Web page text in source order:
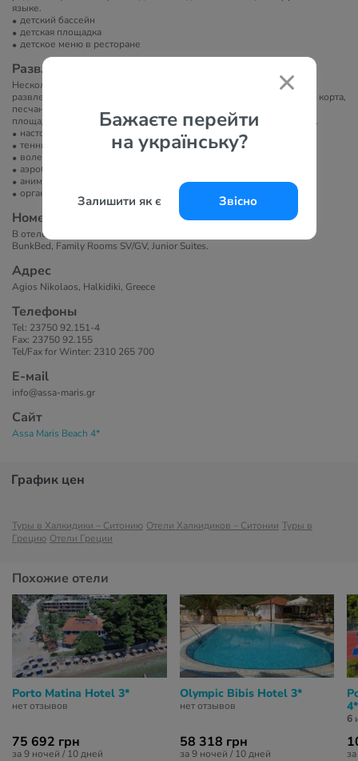
Бажаєте перейти
на українську?
Залишити як є Звісно
языке.
детский бассейн
детская площадка
детское меню в ресторане
Развлечение и спорт
Несколько раз в неделю проводятся тематические вечера и
развлекательные программы. В распоряжении гостей 2 теннисных корта,
песчаная площадка для пляжного волейбола, детские бассейн и
площадка, а также многочисленные увеселительные мероприятия.
настольный теннис
теннисный корт
волейбол
аэробика
анимация
организация экскурсий
Номера
В отеле 66 номеров: Double Rooms SV/GV, Doubles Deluxe, Family
BunkBed, Family Rooms SV/GV, Junior Suites.
Адрес
Agios Nikolaos, Halkidiki, Greece
Телефоны
Tel: 23750 92.151-4
Fax: 23750 92.155
Tel/Fax for Winter: 2310 265 700
Е-маil
info@assa-maris.gr
Сайт
Assa Maris Beach 4*
График цен
Туры в Халкидики – Ситонию Отели Халкидиков – Ситонии Туры в
Грецию Отели Греции
Похожие отели
Porto Matina Hotel 3*
нет отзывов
75 692 грн
за 9 ночей / 10 дней
Olympic Bibis Hotel 3*
нет отзывов
58 318 грн
за 9 ночей / 10 дней
4*
6